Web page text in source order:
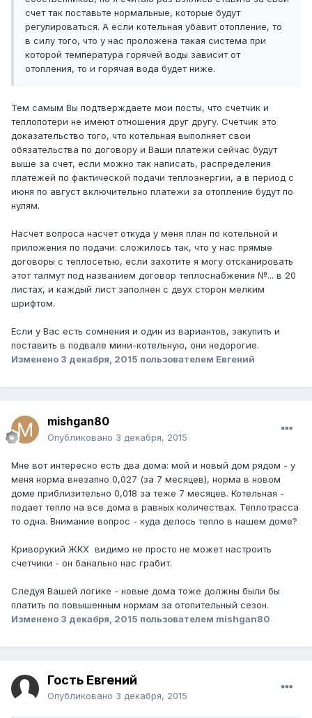
счет так поставьте нормальные, которые будут
регулироваться. А если котельная убавит отопление, то
в силу того, что у нас проложена такая система при
которой температура горячей воды зависит от
отопления, то и горячая вода будет ниже.
Тем самым Вы подтверждаете мои посты, что счетчик и
теплопотери не имеют отношения друг другу. Счетчик это
доказательство того, что котельная выполняет свои
обязательства по договору и Ваши платежи сейчас будут
выше за счет, если можно так написать, распределения
платежей по фактической подачи теплоэнергии, а в период с
июня по август включительно платежи за отопление будут по
нулям.
Насчет вопроса насчет откуда у меня план по котельной и
приложения по подачи: сложилось так, что у нас прямые
договоры с теплосетью, если захотите я могу отсканировать
этот талмут под названием договор теплоснабжения №... в 20
листах, и каждый лист заполнен с двух сторон мелким
шрифтом.
Если у Вас есть сомнения и один из вариантов, закупить и
поставить в подвале мини-котельную, они недорогие.
Изменено 3 декабря, 2015 пользователем Евгений
mishgan80
Опубликовано 3 декабря, 2015
Мне вот интересно есть два дома: мой и новый дом рядом - у
меня норма внезапно 0,027 (за 7 месяцев), норма в новом
доме приблизительно 0,018 за теже 7 месяцев. Котельная -
подает тепло на все дома в равных количествах. Теплотрасса
то одна. Внимание вопрос - куда делось тепло в нашем доме?
Криворукий ЖКХ видимо не просто не может настроить
счетчики - он банально нас грабит.
Следуя Вашей логике - новые дома тоже должны были бы
платить по повышенным нормам за отопительный сезон.
Изменено 3 декабря, 2015 пользователем mishgan80
Гость Евгений
Опубликовано 3 декабря, 2015